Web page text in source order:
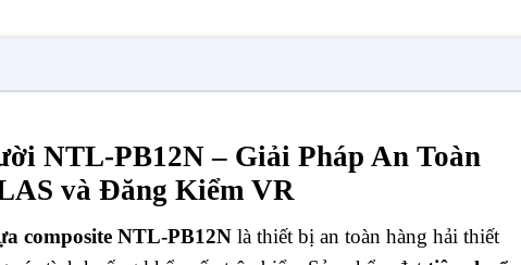
NTL-PB12N – Giải Pháp An Toàn
và Đăng Kiểm VR
composite NTL-PB12N là thiết bị an toàn hàng hải thiết